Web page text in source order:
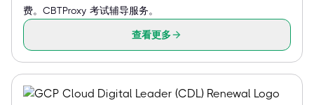
费。CBTProxy 考试辅导服务。
查看更多